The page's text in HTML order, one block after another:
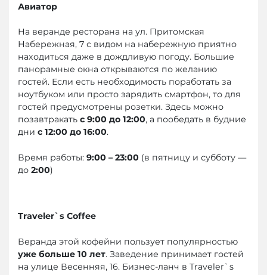
Авиатор
На веранде ресторана на ул. Притомская
Набережная, 7 с видом на набережную приятно
находиться даже в дождливую погоду. Большие
панорамные окна открываются по желанию
гостей. Если есть необходимость поработать за
ноутбуком или просто зарядить смартфон, то для
гостей предусмотрены розетки. Здесь можно
позавтракать с 9:00 до 12:00, а пообедать в будние
дни с 12:00 до 16:00.
Время работы: 9:00 – 23:00 (в пятницу и субботу —
до 2:00)
Traveler`s Coffee
Веранда этой кофейни пользует популярностью
уже больше 10 лет. Заведение принимает гостей
на улице Весенняя, 16. Бизнес-ланч в Traveler`s